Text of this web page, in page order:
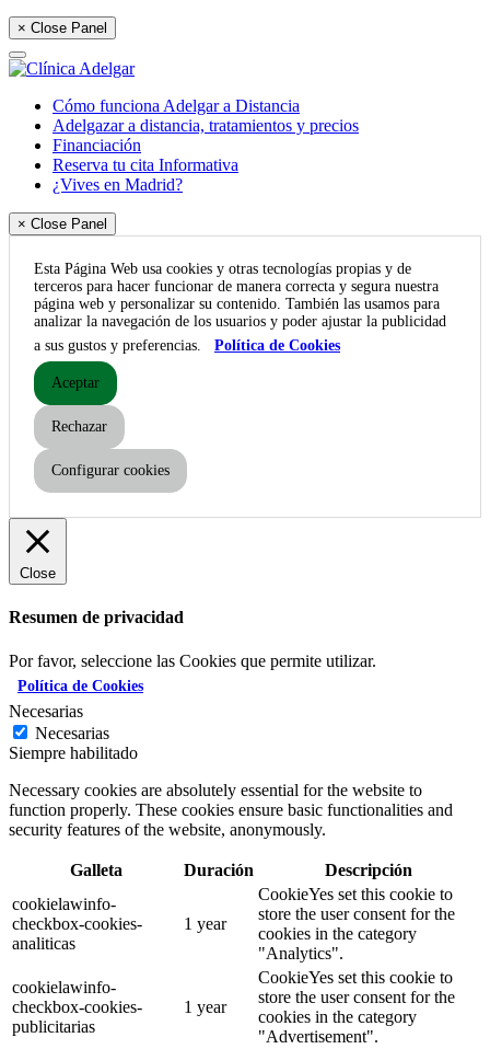
× Close Panel
Cómo funciona Adelgar a Distancia
Adelgazar a distancia, tratamientos y precios
Financiación
Reserva tu cita Informativa
¿Vives en Madrid?
× Close Panel
Esta Página Web usa cookies y otras tecnologías propias y de
terceros para hacer funcionar de manera correcta y segura nuestra
página web y personalizar su contenido. También las usamos para
analizar la navegación de los usuarios y poder ajustar la publicidad
a sus gustos y preferencias.
Política de Cookies
Aceptar
Rechazar
Configurar cookies
Close
Resumen de privacidad
Por favor, seleccione las Cookies que permite utilizar.
Política de Cookies
Necesarias
Necesarias
Siempre habilitado
Necessary cookies are absolutely essential for the website to
function properly. These cookies ensure basic functionalities and
security features of the website, anonymously.
Galleta Duración
Descripción
cookielawinfo-
checkbox-cookies-
analiticas
1 year
CookieYes set this cookie to
store the user consent for the
cookies in the category
"Analytics".
cookielawinfo-
checkbox-cookies-
publicitarias
1 year
CookieYes set this cookie to
store the user consent for the
cookies in the category
"Advertisement".